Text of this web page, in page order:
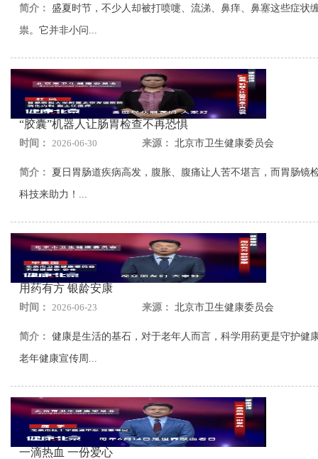
简介： 盛夏时节，不少人却被打喷嚏、流涕、鼻痒、鼻塞这些症状
祟。它并非小问...
“胶囊”机器人让肠胃检查不再恐惧
时间： 2026-06-30 来源： 北京市卫生健康委员会
简介： 夏日胃肠道疾病高发，腹胀、腹痛让人苦不堪言，而胃肠镜
科技来助力！...
用药有方 银龄安康
时间： 2026-06-23 来源： 北京市卫生健康委员会
简介： 健康是生活的基石，对于老年人而言，科学用药更是守护健
老年健康宣传周...
一滴热血 一份爱心